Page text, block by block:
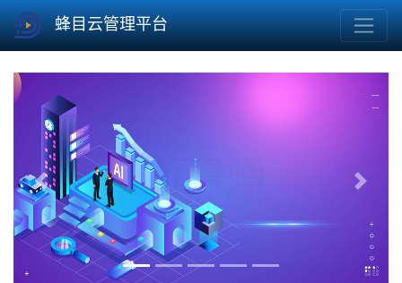
蜂目云管理平台
Previous Next